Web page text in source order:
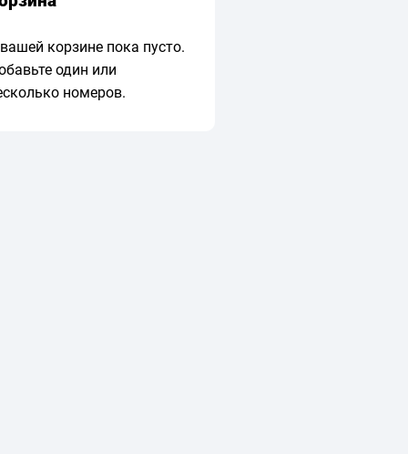
корзине пока пусто.
один или
номеров.